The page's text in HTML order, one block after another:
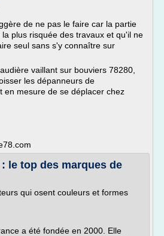
de ne pas le faire car la partie
plus risquée des travaux et qu'il ne
seul sans s'y connaître sur
vaillant sur bouviers 78280,
les dépanneurs de
en mesure de se déplacer chez
le top des marques de
qui osent couleurs et formes
a été fondée en 2000. Elle